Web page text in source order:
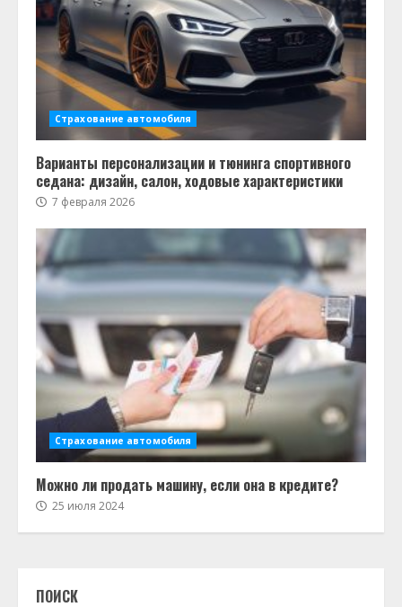
Страхование автомобиля
Варианты персонализации и тюнинга спортивного
седана: дизайн, салон, ходовые характеристики
7 февраля 2026
Страхование автомобиля
Можно ли продать машину, если она в кредите?
25 июля 2024
ПОИСК